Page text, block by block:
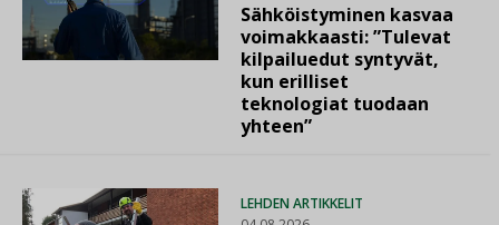
Sähköistyminen kasvaa
voimakkaasti: ”Tulevat
kilpailuedut syntyvät,
kun erilliset
teknologiat tuodaan
yhteen”
LEHDEN ARTIKKELIT